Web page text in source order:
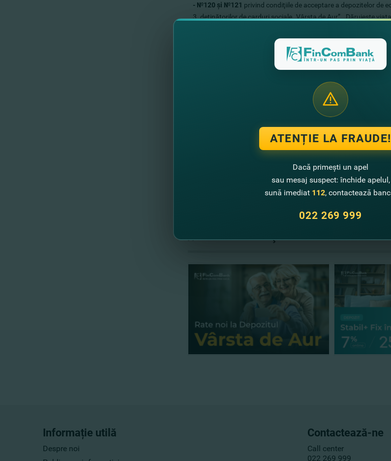
- №120 şi №121 privind condiţiile de acceptare a depozitelor de
3. deţinătorilor de carduri sociale „Vârsta de Aur”, „Dăruieşte
4. schimbarea ratelor dobânzii:
- la depozitele curente ale persoanelor fizice cu dobânzi flotante
- la depozitele persoanelor fizice cu dobânzi flotante în valută
Modificările sunt publicate pe site-ul oficial al Băncii.
- Informaţii despre condiţiile de acceptare a depozitelor
- Informaţii despre depozitele retrase ale persoanelor fizice în
// Alte noutăţi
Informație utilă
Despre noi
Contactează-ne
Call center
022 269 999
ATENȚIE LA FRAUDE!
Dacă primești un apel
sau mesaj suspect: închide apelul,
sună imediat 112, contactează
022 269 999